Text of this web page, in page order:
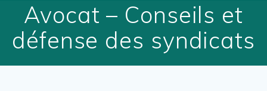
Avocat – Conseils et
défense des syndicats